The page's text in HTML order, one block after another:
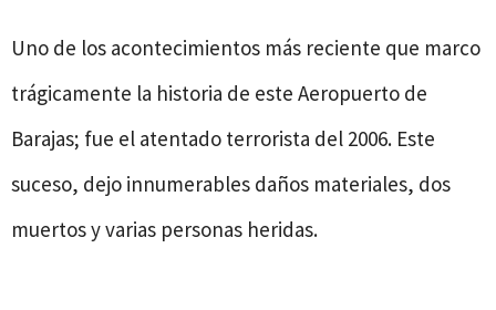
Uno de los acontecimientos más reciente que marco
trágicamente la historia de este Aeropuerto de
Barajas; fue el atentado terrorista del 2006. Este
suceso, dejo innumerables daños materiales, dos
muertos y varias personas heridas.